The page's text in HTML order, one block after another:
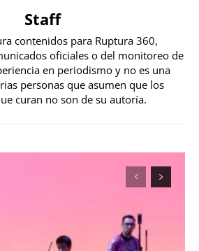
Staff
contenidos para Ruptura 360,
oficiales o del monitoreo de
en periodismo y no es una
personas que asumen que los
curan no son de su autoría.